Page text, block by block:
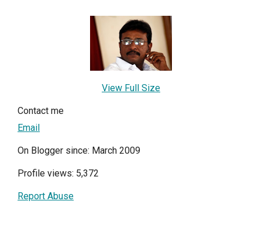
View Full Size
Contact me
Email
On Blogger since: March 2009
Profile views: 5,372
Report Abuse